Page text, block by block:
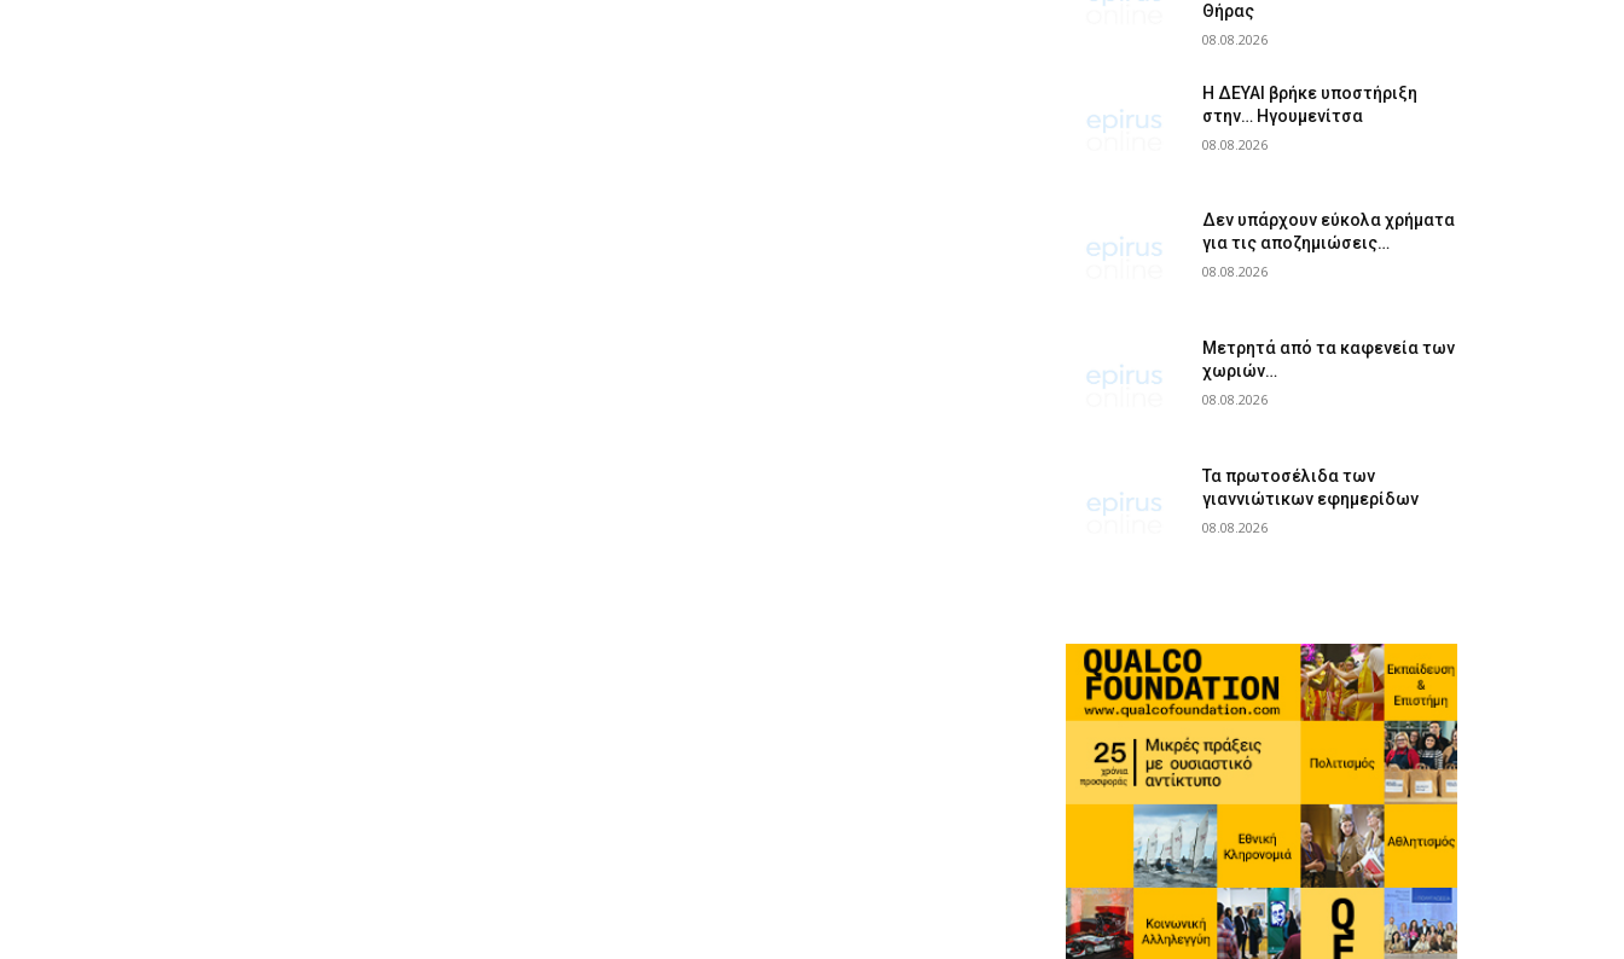
Θήρας
08.08.2026
Η ΔΕΥΑΙ βρήκε υποστήριξη
στην… Ηγουμενίτσα
08.08.2026
Δεν υπάρχουν εύκολα χρήματα
για τις αποζημιώσεις…
08.08.2026
Μετρητά από τα καφενεία των
χωριών…
08.08.2026
Τα πρωτοσέλιδα των
γιαννιώτικων εφημερίδων
08.08.2026